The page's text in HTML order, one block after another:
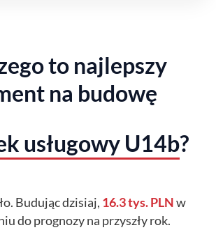
to najlepszy
na budowę
usługowy U14b?
Budując dzisiaj, 16.3 tys. PLNw
do prognozy na przyszły rok.